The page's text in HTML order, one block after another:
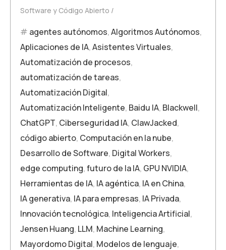
Software y Código Abierto
agentes autónomos,Algoritmos Autónomos,
Aplicaciones de IA,Asistentes Virtuales,
Automatización de procesos,
automatización de tareas,
Automatización Digital,
Automatización Inteligente, Baidu IA, Blackwell,
ChatGPT, Ciberseguridad IA, ClawJacked,
código abierto, Computación en la nube,
Desarrollo de Software, Digital Workers,
edge computing,futuro de la IA, GPU NVIDIA,
Herramientas de IA, IA agéntica, IA en China,
IA generativa, IA para empresas, IA Privada,
Innovación tecnológica, Inteligencia Artificial,
Jensen Huang, LLM, Machine Learning,
Mayordomo Digital, Modelos de lenguaje,